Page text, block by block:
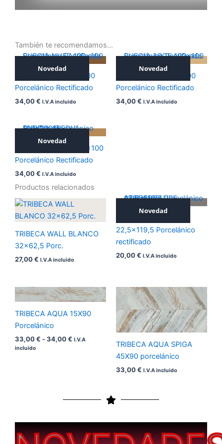
También te recomendamos…
Novedad
SUECIA NUEZ 100×100
Porcelánico Rectificado
34,00€ I.V.A incluido
Novedad
SUECIA ARCE 100×100
Porcelánico Rectificado
34,00€ I.V.A incluido
Novedad
SUECIA ABEDUL 100×100
Porcelánico Rectificado
34,00€ I.V.A incluido
Productos relacionados
TRIBECA WALL BLANCO
32×62,5 Porc.
27,00€ I.V.A incluido
Novedad
22,5×119,5 Porcelánico
rectificado
20,00€ I.V.A incluido
TRIBECA AQUA 15X90
Porcelánico
33,00€ -34,00€
Rango
de
desde
34,00 €
I.V.A
incluido
TRIBECA AQUA SPIGA
45X90 porcelánico
33,00€ I.V.A incluido